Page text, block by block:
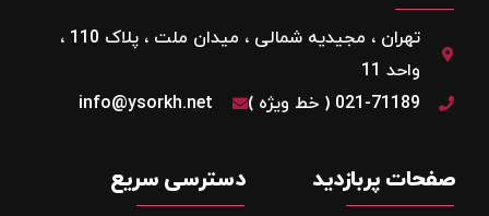
تهران ، مجیدیه شمالی ، میدان ملت ، پلاک 110 ،
واحد 11
021-71189 ( خط ویژه )
info@ysorkh.net
صفحات پربازدید دسترسی سریع